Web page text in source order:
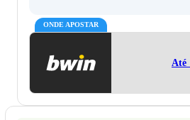
ONDE APOSTAR
Até